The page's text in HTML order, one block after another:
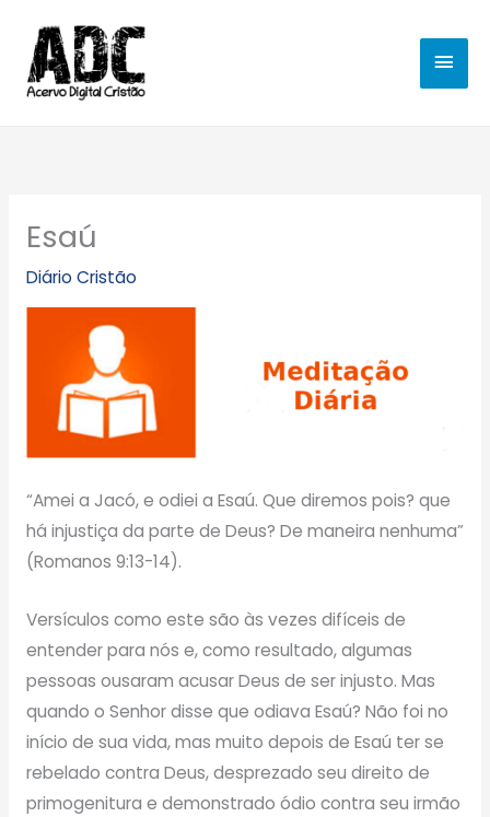
para
conteúdo
Esaú
Diário Cristão
“Amei a Jacó, e odiei a Esaú. Que diremos pois? que
há injustiça da parte de Deus? De maneira nenhuma”
(Romanos 9:13-14).
Versículos como este são às vezes difíceis de
entender para nós e, como resultado, algumas
pessoas ousaram acusar Deus de ser injusto. Mas
quando o Senhor disse que odiava Esaú? Não foi no
início de sua vida, mas muito depois de Esaú ter se
rebelado contra Deus, desprezado seu direito de
primogenitura e demonstrado ódio contra seu irmão